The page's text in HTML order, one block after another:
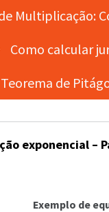
Multiplicação:
Como calcular
de
exponencial –
Exemplo de